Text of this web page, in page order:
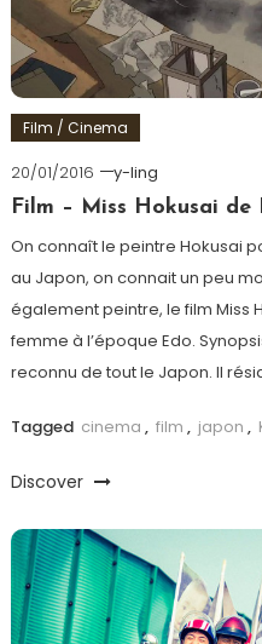
Film / Cinema
20/01/2016
y-ling
Film – Miss Hokusai de
On connaît le peintre Hokusai
au Japon, on connait un peu
également peintre, le film Miss
femme à l’époque Edo.
reconnu de tout le Japon. Il
Tagged cinema , film , japon ,
Discover